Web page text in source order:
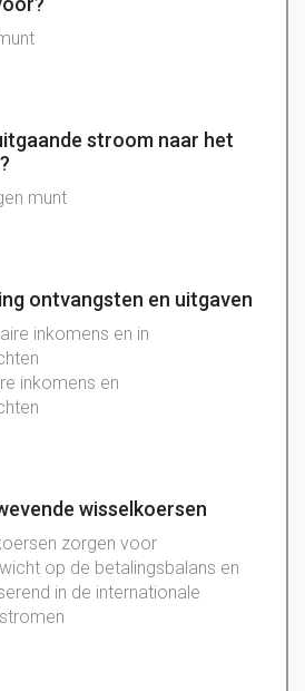
stroom naar het
munt
ontvangsten en uitgaven
inkomens en in
inkomens en
wisselkoersen
zorgen voor
op de betalingsbalans en
in de internationale